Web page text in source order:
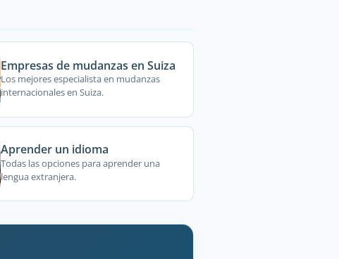
Empresas de mudanzas en Suiza
Los mejores especialista en mudanzas
internacionales en Suiza.
Aprender un idioma
Todas las opciones para aprender una
lengua extranjera.